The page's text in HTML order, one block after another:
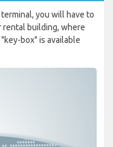
you will have to
rental building, where
box" is available